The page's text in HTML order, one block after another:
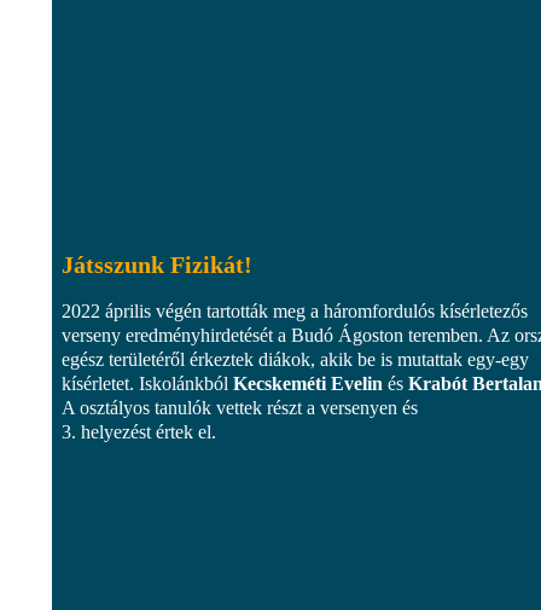
Játsszunk Fizikát!
2022 április végén tartották meg a háromfordulós kísérletezős
verseny eredményhirdetését a Budó Ágoston teremben. Az
egész területéről érkeztek diákok, akik be is mutattak egy-egy
kísérletet. Iskolánkból Kecskeméti Evelin és Krabót
A osztályos tanulók vettek részt a versenyen és
3. helyezést értek el.